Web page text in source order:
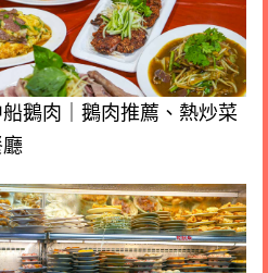
船鵝肉｜鵝肉推薦、熱炒菜